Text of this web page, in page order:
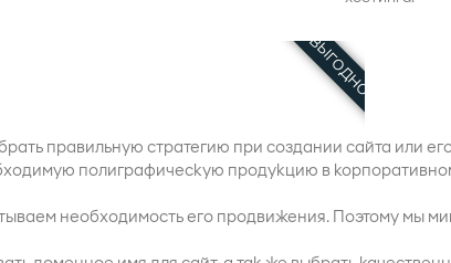
ВЫГОДНО
правильную стратегию при создании сайта или
полиграфическую продукцию в
необходимость его продвижения. Поэтому мы